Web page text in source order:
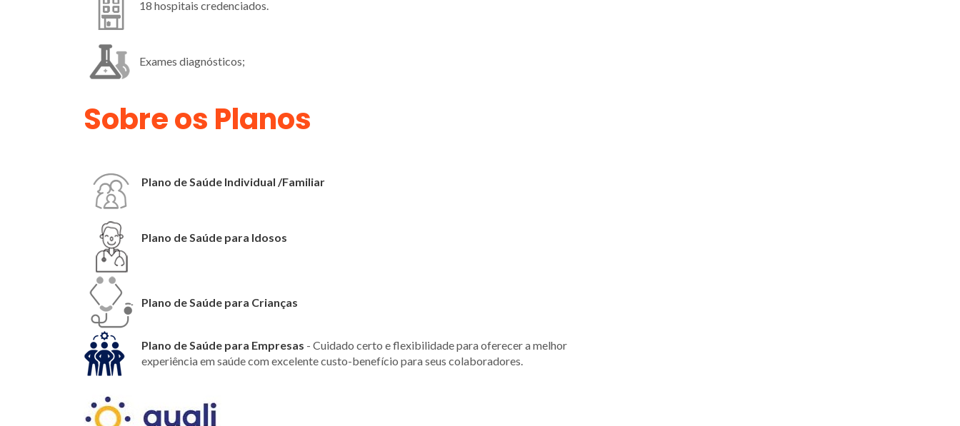
18 hospitais credenciados.
Exames diagnósticos;
Sobre os Planos
Plano de Saúde Individual /Familiar
Plano de Saúde para Idosos
Plano de Saúde para Crianças
Plano de Saúde para Empresas - Cuidado certo e flexibilidade para oferecer a melhor
experiência em saúde com excelente custo-benefício para seus colaboradores.